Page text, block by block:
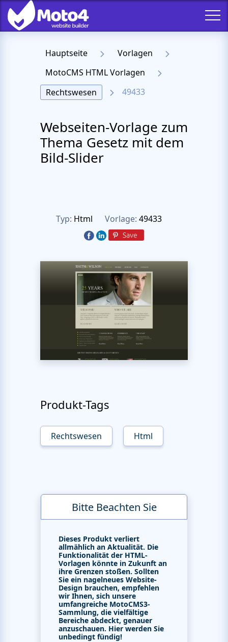
Hauptseite
Vorlagen
MotoCMS HTML Vorlagen
Rechtswesen
49433
Webseiten-Vorlage zum
Thema Gesetz mit dem
Bild-Slider
Typ: Html Vorlage: 49433
Produkt-Tags
Rechtswesen Html
Bitte Beachten Sie
Dieses Produkt verliert
allmählich an Aktualität. Die
Funktionalität der HTML-
Vorlagen könnte in Zukunft an
ihre Grenzen stoßen. Sollten
Sie ein nagelneues Website-
Design brauchen, empfehlen
wir Ihnen, sich unsere
umfangreiche MotoCMS3-
Sammlung, die vielfältige
Bereiche abdeckt, genauer
anzuschauen. Hier werden Sie
unbedingt fündig!